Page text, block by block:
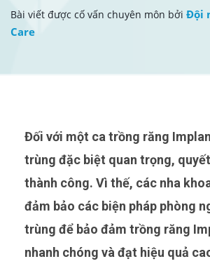
Bài viết được cố vấn chuyên môn bởi Đội
Care
Đối với một ca trồng răng Implant thì tính vô
trùng đặc biệt quan trọng,
thành công. Vì thế, các nha
đảm bảo các biện pháp phòng
trùng để bảo đảm trồng răng
nhanh chóng và đạt hiệu quả